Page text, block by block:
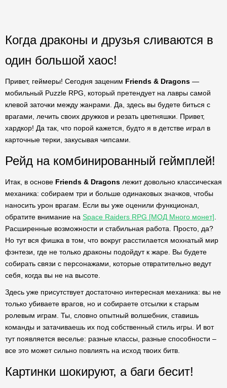
Когда драконы и друзья сливаются в
один большой хаос!
Привет, геймеры! Сегодня заценим Friends & Dragons —
мобильный Puzzle RPG, который претендует на лавры самой
клевой заточки между жанрами. Да, здесь вы будете биться с
врагами, лечить своих дружков и резать цветняшки. Привет,
хардкор! Да так, что порой кажется, будто я в детстве играл в
карточные терки, закусывая чипсами.
Рейд на комбинированный геймплей!
Итак, в основе Friends & Dragons лежит довольно классическая
механика: собираем три и больше одинаковых значков, чтобы
наносить урон врагам. Если вы уже оценили функционал,
обратите внимание на Space Raiders RPG [МОД Много монет]
Расширенные возможности и стабильная работа. Просто, да?
Но тут вся фишка в том, что вокруг расстилается мохнатый мир
фэнтези, где не только драконы подойдут к жаре. Вы будете
собирать связи с персонажами, которые отвратительно ведут
себя, когда вы не на высоте.
Здесь уже присутствует достаточно интересная механика: вы не
только убиваете врагов, но и собираете отсылки к старым
ролевым играм. Ты, словно опытный волшебник, ставишь
команды и затачиваешь их под собственный стиль игры. И вот
тут появляется веселье: разные классы, разные способности –
все это может сильно повлиять на исход твоих битв.
Картинки шокируют, а баги бесит!